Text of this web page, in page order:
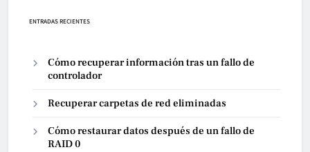
ENTRADAS RECIENTES
Cómo recuperar información tras un fallo de
controlador
Recuperar carpetas de red eliminadas
Cómo restaurar datos después de un fallo de
RAID 0